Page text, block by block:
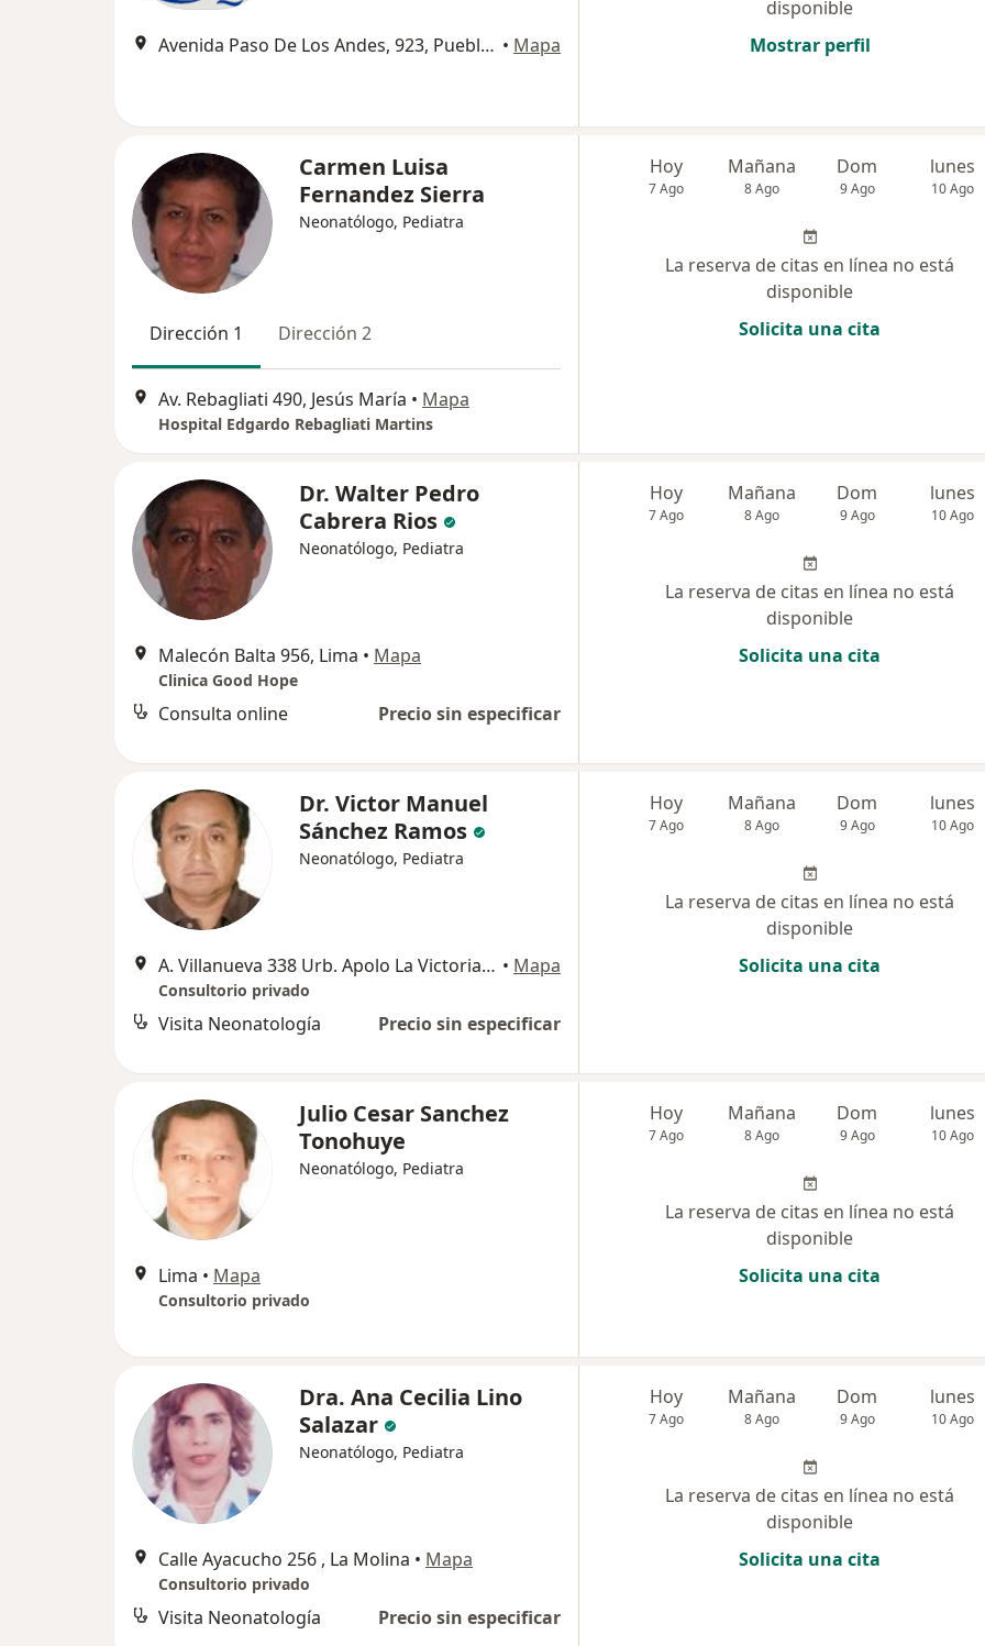
Avenida Paso De Los Andes, 923, Pueblo Libre • Mapa
disponible
Mostrar perfil
Carmen Luisa
Fernandez Sierra
Neonatólogo, Pediatra
Dirección 1 Dirección 2
Av. Rebagliati 490, Jesús María • Mapa
Hospital Edgardo Rebagliati Martins
Hoy
7 Ago
Mañana
8 Ago
Dom
9 Ago
lunes
10 Ago
La reserva de citas en línea no está
disponible
Solicita una cita
Dr. Walter Pedro
Cabrera Rios
Neonatólogo, Pediatra
Malecón Balta 956, Lima • Mapa
Clinica Good Hope
Consulta online Precio sin especificar
Hoy
7 Ago
Mañana
8 Ago
Dom
9 Ago
lunes
10 Ago
La reserva de citas en línea no está
disponible
Solicita una cita
Dr. Victor Manuel
Sánchez Ramos
Neonatólogo, Pediatra
A. Villanueva 338 Urb. Apolo La Victoria, Urb Apolo • Mapa
Consultorio privado
Visita Neonatología Precio sin especificar
Hoy
7 Ago
Mañana
8 Ago
Dom
9 Ago
lunes
10 Ago
La reserva de citas en línea no está
disponible
Solicita una cita
Julio Cesar Sanchez
Tonohuye
Neonatólogo, Pediatra
Lima • Mapa
Consultorio privado
Hoy
7 Ago
Mañana
8 Ago
Dom
9 Ago
lunes
10 Ago
La reserva de citas en línea no está
disponible
Solicita una cita
Dra. Ana Cecilia Lino
Salazar
Neonatólogo, Pediatra
Calle Ayacucho 256 , La Molina • Mapa
Consultorio privado
Visita Neonatología Precio sin especificar
Hoy
7 Ago
Mañana
8 Ago
Dom
9 Ago
lunes
10 Ago
La reserva de citas en línea no está
disponible
Solicita una cita